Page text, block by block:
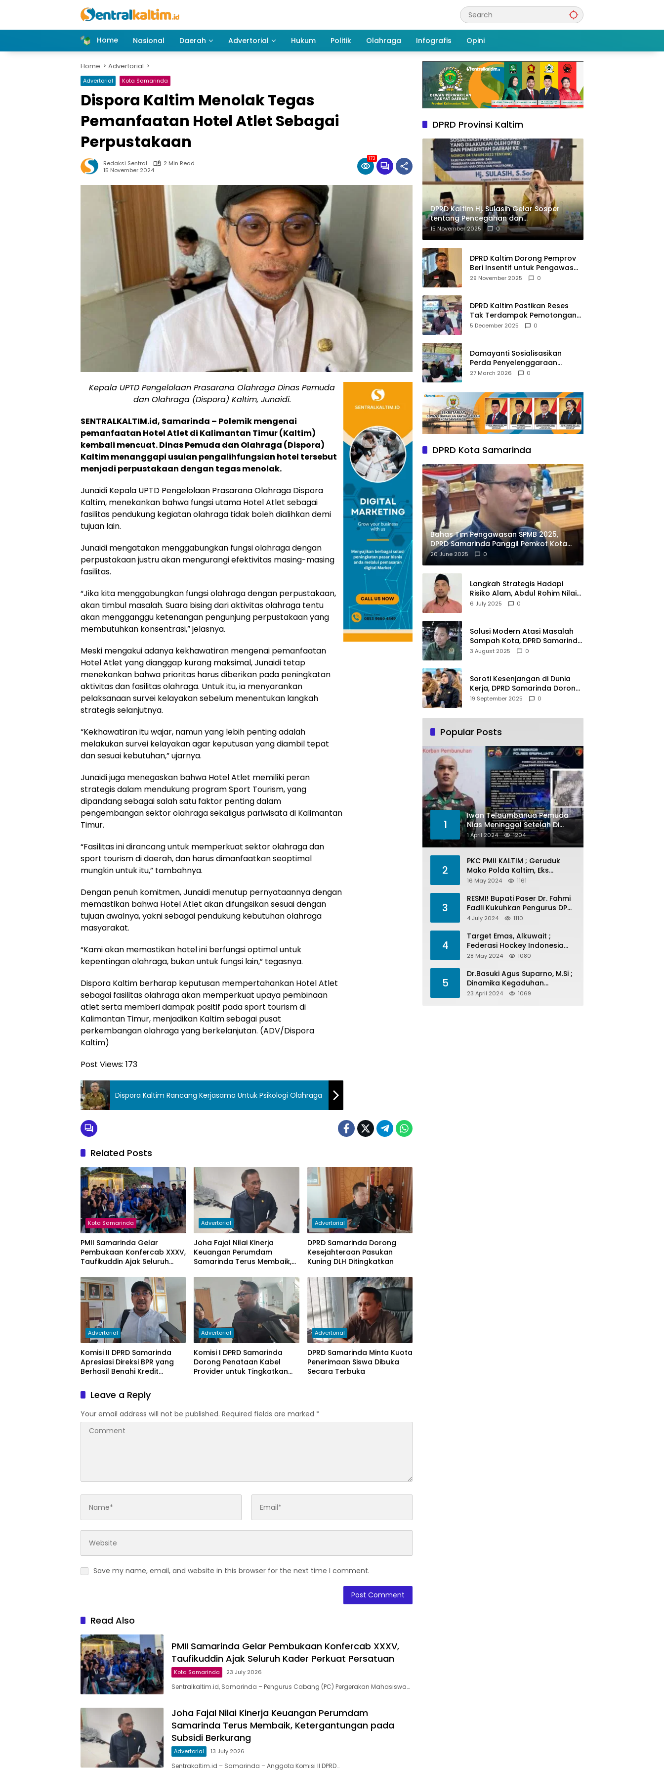
Home
Nasional Daerah Advertorial Hukum Politik Olahraga Infografis Opini
Home Advertorial
Advertorial Kota Samarinda
Dispora Kaltim Menolak Tegas
Pemanfaatan Hotel Atlet Sebagai
Perpustakaan
Redaksi Sentral
2 Min Read
15 November 2024
173
Kepala UPTD Pengelolaan Prasarana Olahraga Dinas Pemuda
dan Olahraga (Dispora) Kaltim, Junaidi.
SENTRALKALTIM.id, Samarinda – Polemik mengenai
pemanfaatan Hotel Atlet di Kalimantan Timur (Kaltim)
kembali mencuat. Dinas Pemuda dan Olahraga (Dispora)
Kaltim menanggapi usulan pengalihfungsian hotel tersebut
menjadi perpustakaan dengan tegas menolak.
Junaidi Kepala UPTD Pengelolaan Prasarana Olahraga Dispora
Kaltim, menekankan bahwa fungsi utama Hotel Atlet sebagai
fasilitas pendukung kegiatan olahraga tidak boleh dialihkan demi
tujuan lain.
Junaidi mengatakan menggabungkan fungsi olahraga dengan
perpustakaan justru akan mengurangi efektivitas masing-masing
fasilitas.
“Jika kita menggabungkan fungsi olahraga dengan perpustakaan,
akan timbul masalah. Suara bising dari aktivitas olahraga tentu
akan mengganggu ketenangan pengunjung perpustakaan yang
membutuhkan konsentrasi,” jelasnya.
Meski mengakui adanya kekhawatiran mengenai pemanfaatan
Hotel Atlet yang dianggap kurang maksimal, Junaidi tetap
menekankan bahwa prioritas harus diberikan pada peningkatan
aktivitas dan fasilitas olahraga. Untuk itu, ia menyarankan
pelaksanaan survei kelayakan sebelum menentukan langkah
strategis selanjutnya.
“Kekhawatiran itu wajar, namun yang lebih penting adalah
melakukan survei kelayakan agar keputusan yang diambil tepat
dan sesuai kebutuhan,” ujarnya.
Junaidi juga menegaskan bahwa Hotel Atlet memiliki peran
strategis dalam mendukung program Sport Tourism, yang
dipandang sebagai salah satu faktor penting dalam
pengembangan sektor olahraga sekaligus pariwisata di Kalimantan
Timur.
“Fasilitas ini dirancang untuk memperkuat sektor olahraga dan
sport tourism di daerah, dan harus dimanfaatkan seoptimal
mungkin untuk itu,” tambahnya.
Dengan penuh komitmen, Junaidi menutup pernyataannya dengan
memastikan bahwa Hotel Atlet akan difungsikan sesuai dengan
tujuan awalnya, yakni sebagai pendukung kebutuhan olahraga
masyarakat.
“Kami akan memastikan hotel ini berfungsi optimal untuk
kepentingan olahraga, bukan untuk fungsi lain,” tegasnya.
Dispora Kaltim berharap keputusan mempertahankan Hotel Atlet
sebagai fasilitas olahraga akan memperkuat upaya pembinaan
atlet serta memberi dampak positif pada sport tourism di
Kalimantan Timur, menjadikan Kaltim sebagai pusat
perkembangan olahraga yang berkelanjutan. (ADV/Dispora
Kaltim)
Post Views: 173
Dispora Kaltim Rancang Kerjasama Untuk Psikologi Olahraga
Related Posts
Kota Samarinda
PMII Samarinda Gelar
Pembukaan Konfercab XXXV,
Taufikuddin Ajak Seluruh
Advertorial
Joha Fajal Nilai Kinerja
Keuangan Perumdam
Samarinda Terus Membaik,
Subsidi Berkurang
Advertorial
DPRD Samarinda Dorong
Kesejahteraan Pasukan
Kuning DLH Ditingkatkan
Advertorial
Komisi II DPRD Samarinda
Apresiasi Direksi BPR yang
Berhasil Benahi Kredit
Advertorial
Komisi I DPRD Samarinda
Dorong Penataan Kabel
Provider untuk Tingkatkan
Advertorial
DPRD Samarinda Minta Kuota
Penerimaan Siswa Dibuka
Secara Terbuka
Leave a Reply
Your email address will not be published. Required fields are marked *
Save my name, email, and website in this browser for the next time I comment.
Read Also
PMII Samarinda Gelar Pembukaan Konfercab XXXV,
Taufikuddin Ajak Seluruh Kader Perkuat Persatuan
Kota Samarinda 23 July 2026
Sentralkaltim.id, Samarinda – Pengurus Cabang (PC) Pergerakan Mahasiswa…
Joha Fajal Nilai Kinerja Keuangan Perumdam
Samarinda Terus Membaik, Ketergantungan pada
Subsidi Berkurang
Advertorial 13 July 2026
Sentrakaltim.id – Samarinda – Anggota Komisi II DPRD…
DPRD Provinsi Kaltim
DPRD Kaltim Hj. Sulasih Gelar Sosper
tentang Pencegahan dan
Pemberantasan NAPZA
15 November 2025 0
DPRD Kaltim Dorong Pemprov
Beri Insentif untuk Pengawas
Madrasah dan Pendidikan
29 November 2025 0
DPRD Kaltim Pastikan Reses
Tak Terdampak Pemotongan
Transfer Dana Pusat
5 December 2025 0
Damayanti Sosialisasikan
Perda Penyelenggaraan
Pendidikan Pancasila dan
27 March 2026 0
DPRD Kota Samarinda
Bahas Tim Pengawasan SPMB 2025,
DPRD Samarinda Panggil Pemkot Kota
Tepian
20 June 2025 0
Langkah Strategis Hadapi
Risiko Alam, Abdul Rohim Nilai
Samarinda Siap Jadi Pusat
6 July 2025 0
Solusi Modern Atasi Masalah
Sampah Kota, DPRD Samarinda
Dukung Penuh Proyek PLTSA
3 August 2025 0
Soroti Kesenjangan di Dunia
Kerja, DPRD Samarinda Dorong
Pemkot Gencarkan
19 September 2025 0
Popular Posts
1
Iwan Telaumbanua Pemuda
Nias Meninggal Setelah Di
Habisi Oknum TNI AL
1 April 2024 1204
2
PKC PMII KALTIM ; Geruduk
Mako Polda Kaltim, Eks
Lubang Tambang Banyak
16 May 2024 1161
3
RESMI! Bupati Paser Dr. Fahmi
Fadli Kukuhkan Pengurus DPP
LAP 2024-2029
4 July 2024 1110
4
Target Emas, Alkuwait ;
Federasi Hockey Indonesia
Kota Balikpapan Siap Menjadi
28 May 2024 1080
5
Dr.Basuki Agus Suparno, M.Si ;
Dinamika Kegaduhan
Komunikasi Politik Jelang
23 April 2024 1069